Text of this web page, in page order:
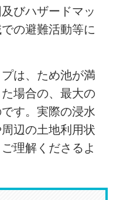
びハザードマッ
の避難活動等に
は、ため池が満
場合の、最大の
す。実際の浸水
辺の土地利用状
理解くださるよ